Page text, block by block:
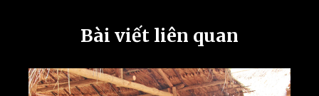
Bài viết liên quan